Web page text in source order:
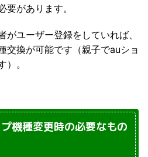
要があります。
がユーザー登録をしていれば、
交換が可能です（親子でauショ
。
機種変更時の必要なもの